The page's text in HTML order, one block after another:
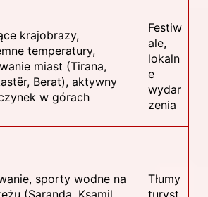
krajobrazy,
temperatury,
miast (Tirana,
Berat), aktywny
w górach
Festiw
ale,
lokaln
e
wydar
zenia
sporty wodne na
(Saranda, Ksamil,
Tłumy
turyst